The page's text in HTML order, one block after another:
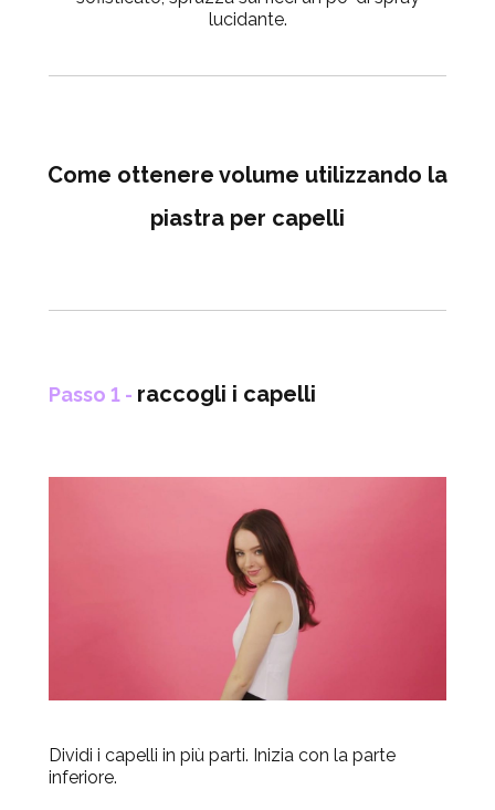
lucidante.
Come ottenere volume utilizzando la
piastra per capelli
Passo 1 - raccogli i capelli
Dividi i capelli in più parti. Inizia con la parte
inferiore.